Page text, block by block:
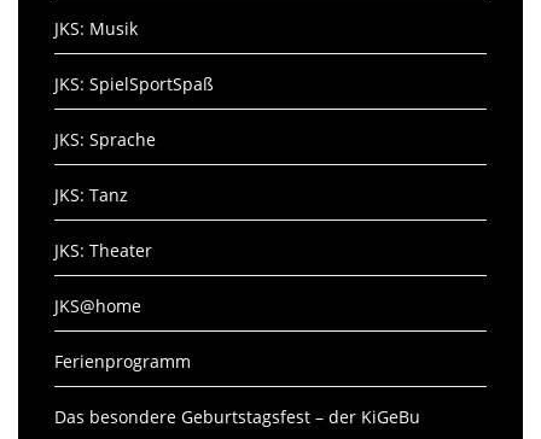
JKS: Musik
JKS: SpielSportSpaß
JKS: Sprache
JKS: Tanz
JKS: Theater
JKS@home
Ferienprogramm
Das besondere Geburtstagsfest – der KiGeBu